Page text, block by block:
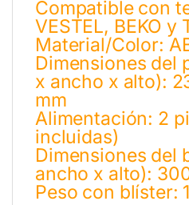
Compatible con
VESTEL, BEKO y
Material/Color:
Dimensiones del
x ancho x alto):
mm
Alimentación: 2
incluidas)
Dimensiones del
ancho x alto):
Peso con blíster: